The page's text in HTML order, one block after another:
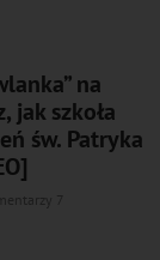
na
jak szkoła
św. Patryka